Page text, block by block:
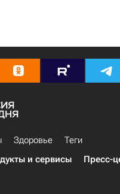
Здоровье
Теги
и сервисы Пресс-